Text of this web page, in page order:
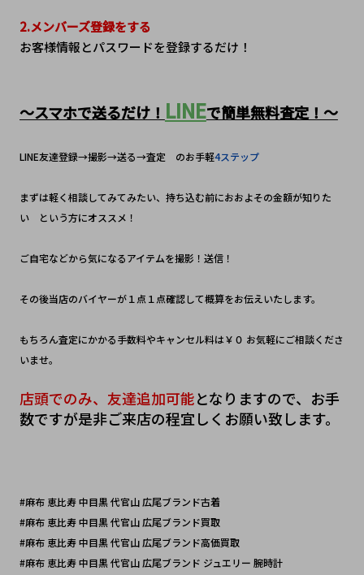
2.メンバーズ登録をする
お客様情報とパスワードを登録するだけ！
～スマホで送るだけ！ LINEで簡単無料査定！～
LINE友達登録→撮影→送る→査定　のお手軽4ステップ
まずは軽く相談してみてみたい、持ち込む前におおよその金額が知りた
い　という方にオススメ！
ご自宅などから気になるアイテムを撮影！送信！
その後当店のバイヤーが１点１点確認して概算をお伝えいたします。
もちろん査定にかかる手数料やキャンセル料は￥０ お気軽にご相談くださ
いませ。
店頭でのみ、友達追加可能となりますので、お手
数ですが是非ご来店の程宜しくお願い致します。
#麻布 恵比寿 中目黒 代官山 広尾ブランド古着
#麻布 恵比寿 中目黒 代官山 広尾ブランド買取
#麻布 恵比寿 中目黒 代官山 広尾ブランド高価買取
#麻布 恵比寿 中目黒 代官山 広尾ブランド ジュエリー 腕時計